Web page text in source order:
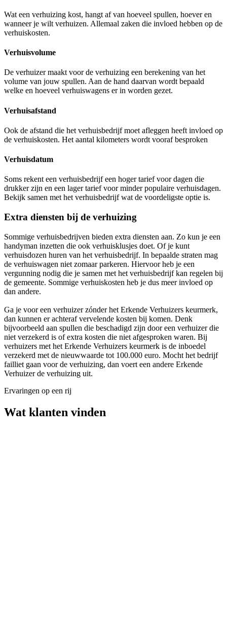
Wat een verhuizing kost, hangt af van hoeveel spullen, hoever en
wanneer je wilt verhuizen. Allemaal zaken die invloed hebben op de
verhuiskosten.
Verhuisvolume
De verhuizer maakt voor de verhuizing een berekening van het
volume van jouw spullen. Aan de hand daarvan wordt bepaald
welke en hoeveel verhuiswagens er in worden gezet.
Verhuisafstand
Ook de afstand die het verhuisbedrijf moet afleggen heeft invloed op
de verhuiskosten. Het aantal kilometers wordt vooraf besproken
Verhuisdatum
Soms rekent een verhuisbedrijf een hoger tarief voor dagen die
drukker zijn en een lager tarief voor minder populaire verhuisdagen.
Bekijk samen met het verhuisbedrijf wat de voordeligste optie is.
Extra diensten bij de verhuizing
Sommige verhuisbedrijven bieden extra diensten aan. Zo kun je een
handyman inzetten die ook verhuisklusjes doet. Of je kunt
verhuisdozen huren van het verhuisbedrijf. In bepaalde straten mag
de verhuiswagen niet zomaar parkeren. Hiervoor heb je een
vergunning nodig die je samen met het verhuisbedrijf kan regelen bij
de gemeente. Sommige verhuiskosten heb je dus meer invloed op
dan andere.
Ga je voor een verhuizer zónder het Erkende Verhuizers keurmerk,
dan kunnen er achteraf vervelende kosten bij komen. Denk
bijvoorbeeld aan spullen die beschadigd zijn door een verhuizer die
niet verzekerd is of extra kosten die niet afgesproken waren. Bij
verhuizers met het Erkende Verhuizers keurmerk is de inboedel
verzekerd met de nieuwwaarde tot 100.000 euro. Mocht het bedrijf
failliet gaan voor de verhuizing, dan voert een andere Erkende
Verhuizer de verhuizing uit.
Ervaringen op een rij
Wat klanten vinden